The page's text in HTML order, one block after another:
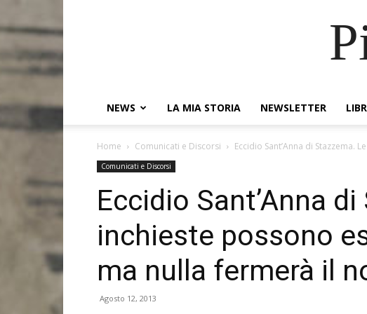
NEWS LA MIA STORIA NEWSLETTER
Home Comunicati e Discorsi Eccidio Sant’Anna di Stazzema.
Comunicati e Discorsi
Eccidio Sant’Anna
inchieste possono
ma nulla fermerà il
Agosto 12, 2013